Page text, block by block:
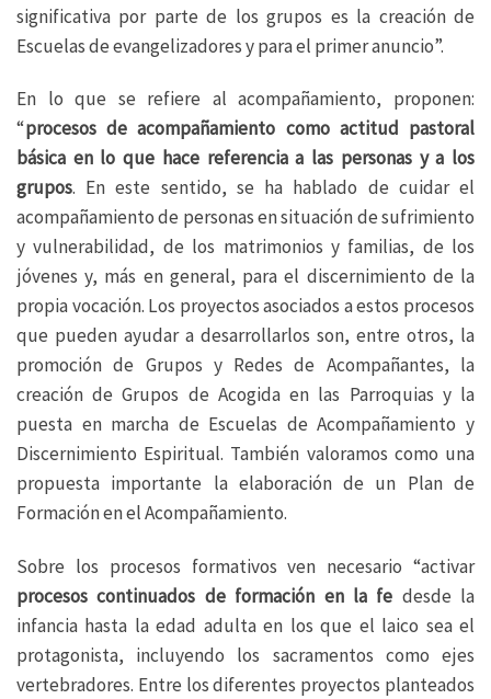
significativa por parte de los grupos es la creación de
Escuelas de evangelizadores y para el primer anuncio”.
En lo que se refiere al acompañamiento, proponen:
“procesos de acompañamiento como actitud pastoral
básica en lo que hace referencia a las personas y a los
grupos. En este sentido, se ha hablado de cuidar el
acompañamiento de personas en situación de sufrimiento
y vulnerabilidad, de los matrimonios y familias, de los
jóvenes y, más en general, para el discernimiento de la
propia vocación. Los proyectos asociados a estos procesos
que pueden ayudar a desarrollarlos son, entre otros, la
promoción de Grupos y Redes de Acompañantes, la
creación de Grupos de Acogida en las Parroquias y la
puesta en marcha de Escuelas de Acompañamiento y
Discernimiento Espiritual. También valoramos como una
propuesta importante la elaboración de un Plan de
Formación en el Acompañamiento.
Sobre los procesos formativos ven necesario “activar
procesos continuados de formación en la fe desde la
infancia hasta la edad adulta en los que el laico sea el
protagonista, incluyendo los sacramentos como ejes
vertebradores. Entre los diferentes proyectos planteados